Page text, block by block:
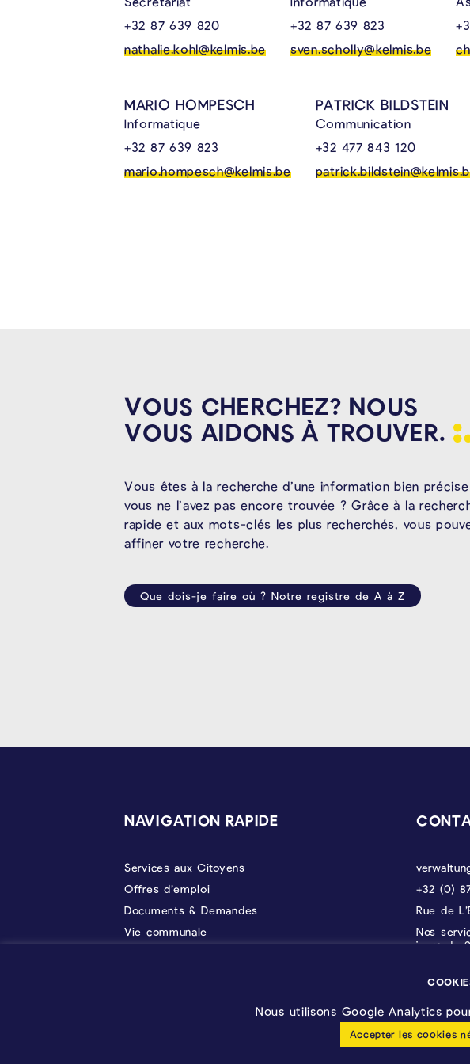
+32 87 639 820
nathalie.kohl@kelmis.be
+32 87 639 823
sven.scholly@kelmis.be
MARIO HOMPESCH
Informatique
+32 87 639 823
mario.hompesch@kelmis.be
PATRICK BILDSTEIN
Communication
+32 477 843 120
VOUS CHERCHEZ? NOUS
VOUS AIDONS À TROUVER.
Vous êtes à la recherche d’une information bien
vous ne l’avez pas encore trouvée ? Grâce à la
rapide et aux mots-clés les plus recherchés, vous
affiner votre recherche.
Que dois-je faire où ? Notre registre de A à Z
NAVIGATION RAPIDE
Services aux Citoyens
Offres d’emploi
Documents & Demandes
Vie communale
+32 (0)
Rue de
Nos
jours de
Nous utilisons Google Analytics
Accepter les cookies